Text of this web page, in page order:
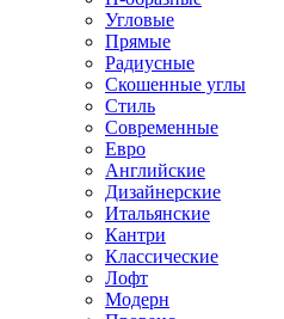
Угловые
Прямые
Радиусные
Скошенные углы
Стиль
Современные
Евро
Английские
Дизайнерские
Итальянские
Кантри
Классические
Лофт
Модерн